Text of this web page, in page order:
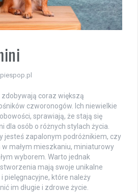
piespop.pl
coraz większą
czworonogów. Ich niewielkie
sprawiają, że stają się
dla osób o różnych stylach życia.
jesteś zapalonym podróżnikiem, czy
małym mieszkaniu, miniaturowy
wyborem. Warto jednak
mają swoje unikalne
pielęgnacyjne, które należy
im długie i zdrowe życie.